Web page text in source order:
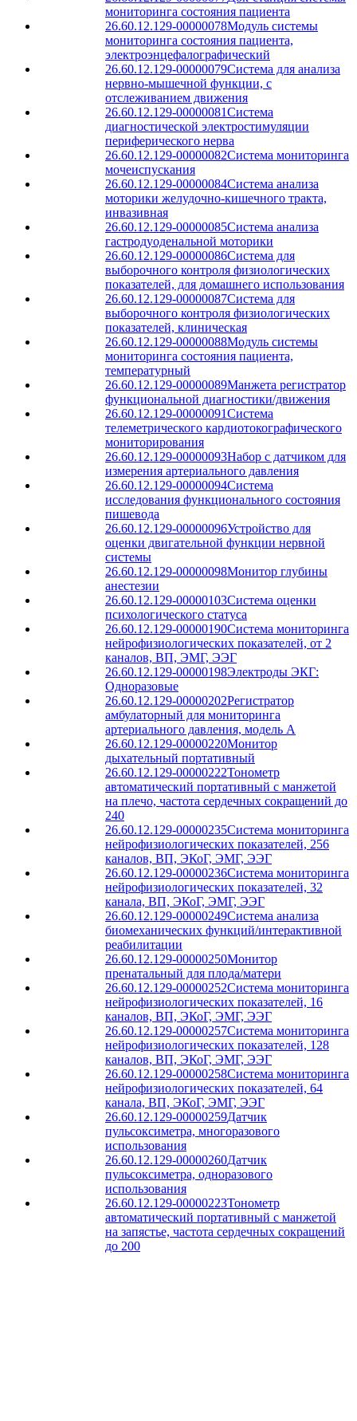
мониторинга состояния пациента
26.60.12.129-00000078Модуль системы
мониторинга состояния пациента,
электроэнцефалографический
26.60.12.129-00000079Система для анализа
нервно-мышечной функции, с
отслеживанием движения
26.60.12.129-00000081Система
диагностической электростимуляции
периферического нерва
26.60.12.129-00000082Система мониторинга
мочеиспускания
26.60.12.129-00000084Система анализа
моторики желудочно-кишечного тракта,
инвазивная
26.60.12.129-00000085Система анализа
гастродуоденальной моторики
26.60.12.129-00000086Система для
выборочного контроля физиологических
показателей, для домашнего использования
26.60.12.129-00000087Система для
выборочного контроля физиологических
показателей, клиническая
26.60.12.129-00000088Модуль системы
мониторинга состояния пациента,
температурный
26.60.12.129-00000089Манжета регистратор
функциональной диагностики/движения
26.60.12.129-00000091Система
телеметрического кардиотокографического
мониторирования
26.60.12.129-00000093Набор с датчиком для
измерения артериального давления
26.60.12.129-00000094Система
исследования функционального состояния
пишевода
26.60.12.129-00000096Устройство для
оценки двигательной функции нервной
системы
26.60.12.129-00000098Монитор глубины
анестезии
26.60.12.129-00000103Система оценки
психологического статуса
26.60.12.129-00000190Система мониторинга
нейрофизиологических показателей, от 2
каналов, ВП, ЭМГ, ЭЭГ
26.60.12.129-00000198Электроды ЭКГ:
Одноразовые
26.60.12.129-00000202Регистратор
амбулаторный для мониторинга
артериального давления, модель A
26.60.12.129-00000220Монитор
дыхательный портативный
26.60.12.129-00000222Тонометр
автоматический портативный с манжетой
на плечо, частота сердечных сокращений до
240
26.60.12.129-00000235Система мониторинга
нейрофизиологических показателей, 256
каналов, ВП, ЭКоГ, ЭМГ, ЭЭГ
26.60.12.129-00000236Система мониторинга
нейрофизиологических показателей, 32
канала, ВП, ЭКоГ, ЭМГ, ЭЭГ
26.60.12.129-00000249Система анализа
биомеханических функций/интерактивной
реабилитации
26.60.12.129-00000250Монитор
пренатальный для плода/матери
26.60.12.129-00000252Система мониторинга
нейрофизиологических показателей, 16
каналов, ВП, ЭКоГ, ЭМГ, ЭЭГ
26.60.12.129-00000257Система мониторинга
нейрофизиологических показателей, 128
каналов, ВП, ЭКоГ, ЭМГ, ЭЭГ
26.60.12.129-00000258Система мониторинга
нейрофизиологических показателей, 64
канала, ВП, ЭКоГ, ЭМГ, ЭЭГ
26.60.12.129-00000259Датчик
пульсоксиметра, многоразового
использования
26.60.12.129-00000260Датчик
пульсоксиметра, одноразового
использования
26.60.12.129-00000223Тонометр
автоматический портативный с манжетой
на запястье, частота сердечных сокращений
до 200